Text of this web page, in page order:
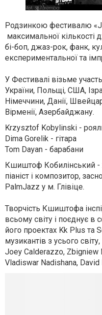
Родзинкою фестивалю
максимальної кількості
бі-боп, джаз-рок, фанк,
експериментальної та
У Фестивалі візьме
України, Польщі, США,
Німеччини, Данії,
Вірменії, Азербайджану.
Krzysztof Kobylinski -
Dima Gorelik - гітара
Tom Dayan - барабани
Кшиштоф Кобилінський -
піаніст і композитор,
PalmJazz у м. Глівіце.
Творчість Кшиштофа
всьому світу і поєднує в
його проектах Kk Plus та
музикантів з усього
Joey Calderazzo, Zbigniew
Vladiswar Nadishana, David